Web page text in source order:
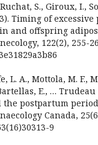
S., Giroux, I.,
Timing of
and offspring
122(2), 255-
L. A., Mottola, M. F.,
E., … Trudeau
postpartum
Canada,
9